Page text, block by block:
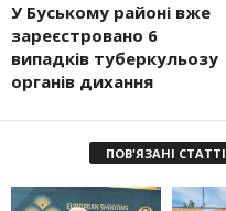
У Буському районі вже
зареєстровано 6
випадків туберкульозу
органів дихання
ПОВ'ЯЗАНІ СТАТТІ